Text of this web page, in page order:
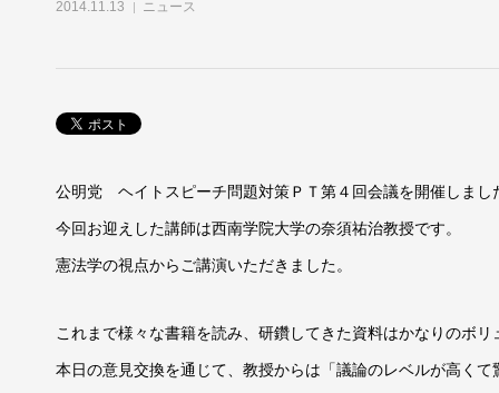
2014.11.13 ニュース
公明党 ヘイトスピーチ問題対策ＰＴ第４回会議を開催しまし
今回お迎えした講師は西南学院大学の奈須祐治教授です。
憲法学の視点からご講演いただきました。
これまで様々な書籍を読み、研鑽してきた資料はかなりのボ
本日の意見交換を通じて、教授からは「議論のレベルが高く